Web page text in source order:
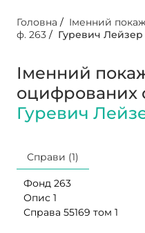
Головна / Іменний
ф. 263 / Гуревич Лейзер
Іменний
оцифрованих
Гуревич
Справи (1)
Фонд 263
Опис 1
Справа 55169 том 1